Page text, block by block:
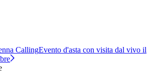
CallingEvento d'asta con visita dal vivo il